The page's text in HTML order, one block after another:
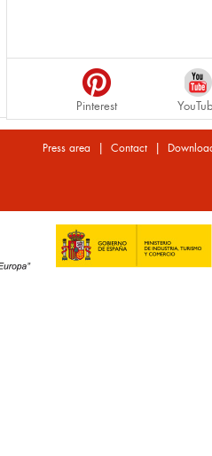
Pinterest
Press area | Contact|